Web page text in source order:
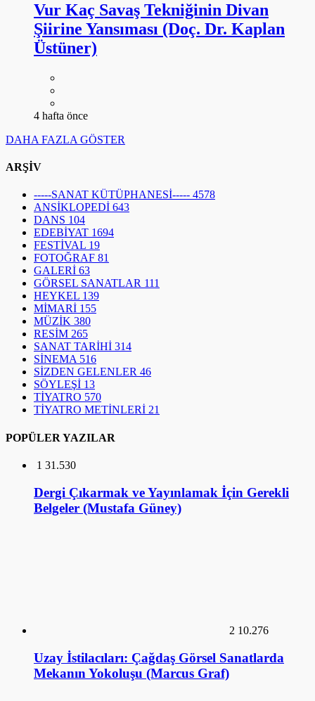
Vur Kaç Savaş Tekniğinin Divan
Şiirine Yansıması (Doç. Dr. Kaplan
Üstüner)
4 hafta önce
DAHA FAZLA GÖSTER
ARŞİV
-----SANAT KÜTÜPHANESİ----- 4578
ANSİKLOPEDİ 643
DANS 104
EDEBİYAT 1694
FESTİVAL 19
FOTOĞRAF 81
GALERİ 63
GÖRSEL SANATLAR 111
HEYKEL 139
MİMARİ 155
MÜZİK 380
RESİM 265
SANAT TARİHİ 314
SİNEMA 516
SİZDEN GELENLER 46
SÖYLEŞİ 13
TİYATRO 570
TİYATRO METİNLERİ 21
POPÜLER YAZILAR
1 31.530
Dergi Çıkarmak ve Yayınlamak İçin Gerekli
Belgeler (Mustafa Güney)
2 10.276
Uzay İstilacıları: Çağdaş Görsel Sanatlarda
Mekanın Yokoluşu (Marcus Graf)